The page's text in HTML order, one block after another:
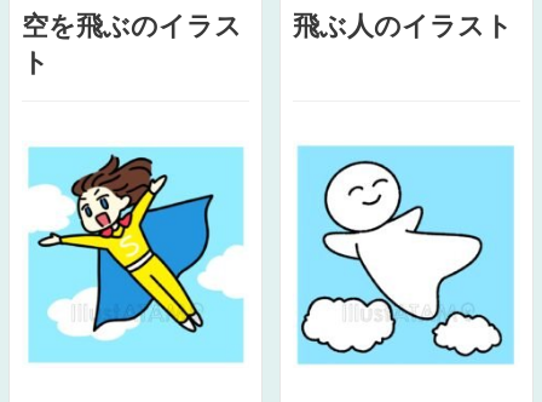
空を飛ぶのイラス
ト
飛ぶ人のイラスト